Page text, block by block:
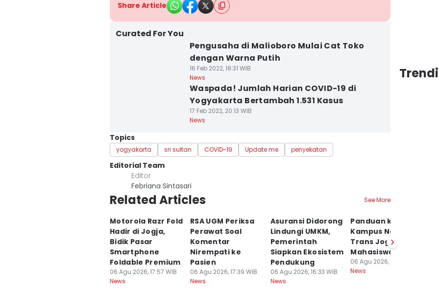
Share Article
Curated For You
Pengusaha di Malioboro Mulai Cat Toko
dengan Warna Putih
16 Feb 2022, 18:31 WIB
News
Waspada! Jumlah Harian COVID-19 di
Yogyakarta Bertambah 1.531 Kasus
17 Feb 2022, 20:13 WIB
News
Topics
yogyakarta sri sultan COVID-19 Update me penyekatan
Editorial Team
Editor
Febriana Sintasari
Related Articles See More
Motorola Razr Fold
Hadir di Jogja,
Bidik Pasar
Smartphone
Foldable Premium
06 Agu 2026, 17:57 WIB
News
RSA UGM Periksa
Perawat Soal
Komentar
Nirempati ke
Pasien
06 Agu 2026, 17:39 WIB
News
Asuransi Didorong
Lindungi UMKM,
Pemerintah
Siapkan Ekosistem
Pendukung
06 Agu 2026, 16:33 WIB
News
Panduan ke
Kampus Naik
Trans Jogja buat
Mahasiswa Baru
06 Agu 2026, 16:20 WIB
News